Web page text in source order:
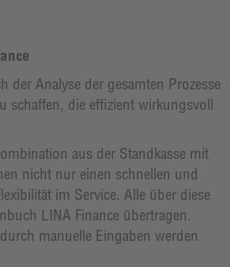
der Analyse der gesamten Prozesse
schaffen, die effizient wirkungsvoll
aus der Standkasse mit
nicht nur einen schnellen und
im Service. Alle über diese
LINA Finance übertragen.
manuelle Eingaben werden